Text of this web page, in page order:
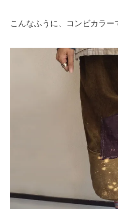
こんなふうに、コンビカラー